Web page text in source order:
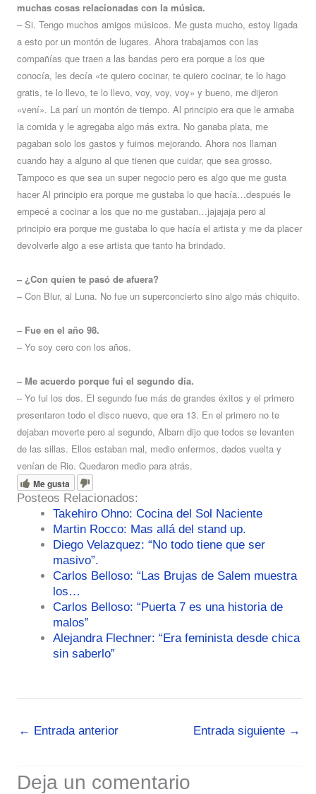
muchas cosas relacionadas con la música.
– Si. Tengo muchos amigos músicos. Me gusta mucho, estoy ligada
a esto por un montón de lugares. Ahora trabajamos con las
compañías que traen a las bandas pero era porque a los que
conocía, les decía «te quiero cocinar, te quiero cocinar, te lo hago
gratis, te lo llevo, te lo llevo, voy, voy, voy» y bueno, me dijeron
«vení». La parí un montón de tiempo. Al principio era que le armaba
la comida y le agregaba algo más extra. No ganaba plata, me
pagaban solo los gastos y fuimos mejorando. Ahora nos llaman
cuando hay a alguno al que tienen que cuidar, que sea grosso.
Tampoco es que sea un super negocio pero es algo que me gusta
hacer Al principio era porque me gustaba lo que hacía…después le
empecé a cocinar a los que no me gustaban…jajajaja pero al
principio era porque me gustaba lo que hacía el artista y me da placer
devolverle algo a ese artista que tanto ha brindado.
– ¿Con quien te pasó de afuera?
– Con Blur, al Luna. No fue un superconcierto sino algo más chiquito.
– Fue en el año 98.
– Yo soy cero con los años.
– Me acuerdo porque fui el segundo día.
– Yo fui los dos. El segundo fue más de grandes éxitos y el primero
presentaron todo el disco nuevo, que era 13. En el primero no te
dejaban moverte pero al segundo, Albarn dijo que todos se levanten
de las sillas. Ellos estaban mal, medio enfermos, dados vuelta y
venían de Rio. Quedaron medio para atrás.
Me gusta
Posteos Relacionados:
Takehiro Ohno: Cocina del Sol Naciente
Martin Rocco: Mas allá del stand up.
Diego Velazquez: “No todo tiene que ser
masivo”.
Carlos Belloso: “Las Brujas de Salem muestra
los…
Carlos Belloso: “Puerta 7 es una historia de
malos”
Alejandra Flechner: “Era feminista desde chica
sin saberlo”
← Entrada anterior Entrada siguiente →
Deja un comentario